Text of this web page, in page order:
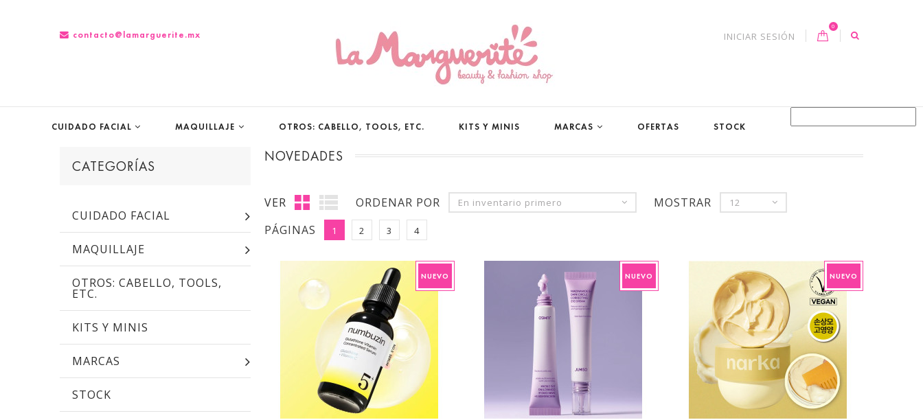
contacto@lamarguerite.mx
0
INICIAR SESIÓN
CUIDADO FACIAL MAQUILLAJE OTROS: CABELLO, TOOLS, ETC. KITS Y MINIS MARCAS OFERTAS STOCK
CATEGORÍAS
CUIDADO FACIAL
MAQUILLAJE
OTROS: CABELLO, TOOLS,
ETC.
KITS Y MINIS
MARCAS
STOCK
NOVEDADES
VER ORDENAR POR En inventario primero MOSTRAR 12
PÁGINAS 1 2 3 4
NUEVO NUEVO NUEVO